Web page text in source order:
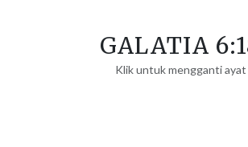
GALATIA
Klik untuk mengganti ayat